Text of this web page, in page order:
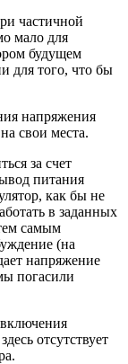
частичной
мало для
будущем
для того, что бы
напряжения
свои места.
за счет
питания
как бы не
в заданных
самым
(на
напряжение
погасили
отсутствует